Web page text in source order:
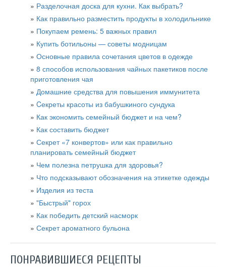
Разделочная доска для кухни. Как выбрать?
Как правильно разместить продукты в холодильнике
Покупаем ремень: 5 важных правил
Купить ботильоны — советы модницам
Основные правила сочетания цветов в одежде
8 способов использования чайных пакетиков после
приготовления чая
Домашние средства для повышения иммунитета
Cекреты красоты из бабушкиного сундука
Как экономить семейный бюджет и на чем?
Как составить бюджет
Секрет «7 конвертов» или как правильно
планировать семейный бюджет
Чем полезна петрушка для здоровья?
Что подсказывают обозначения на этикетке одежды
Изделия из теста
"Быстрый" горох
Как победить детский насморк
Секрет ароматного бульона
ПОНРАВИВШИЕСЯ РЕЦЕПТЫ